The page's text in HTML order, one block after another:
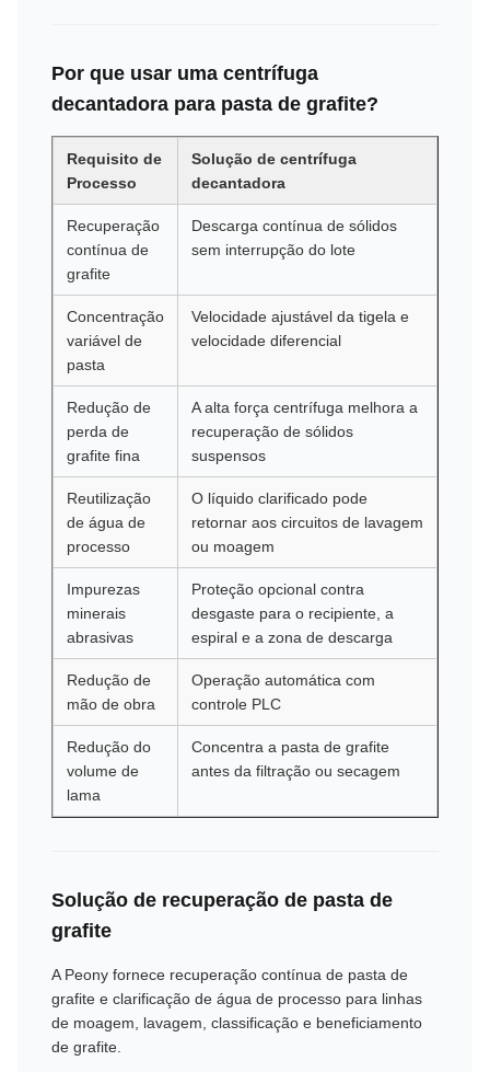
Por que usar uma centrífuga
decantadora para pasta de grafite?
Requisito de
Processo
Solução de centrífuga
decantadora
Recuperação
contínua de
grafite
Descarga contínua de sólidos
sem interrupção do lote
Concentração
variável de
pasta
Velocidade ajustável da tigela e
velocidade diferencial
Redução de
perda de
grafite fina
A alta força centrífuga melhora a
recuperação de sólidos
suspensos
Reutilização
de água de
processo
O líquido clarificado pode
retornar aos circuitos de lavagem
ou moagem
Impurezas
minerais
abrasivas
Proteção opcional contra
desgaste para o recipiente, a
espiral e a zona de descarga
Redução de
mão de obra
Operação automática com
controle PLC
Redução do
volume de
lama
Concentra a pasta de grafite
antes da filtração ou secagem
Solução de recuperação de pasta de
grafite
A Peony fornece recuperação contínua de pasta de
grafite e clarificação de água de processo para linhas
de moagem, lavagem, classificação e beneficiamento
de grafite.